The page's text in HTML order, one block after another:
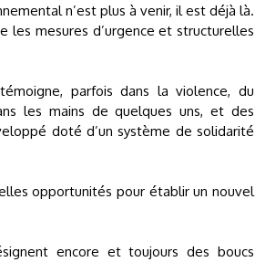
n’est plus à venir, il est déjà là.
les mesures d’urgence et structurelles
parfois dans la violence, du
les mains de quelques uns, et des
doté d’un système de solidarité
opportunités pour établir un nouvel
encore et toujours des boucs